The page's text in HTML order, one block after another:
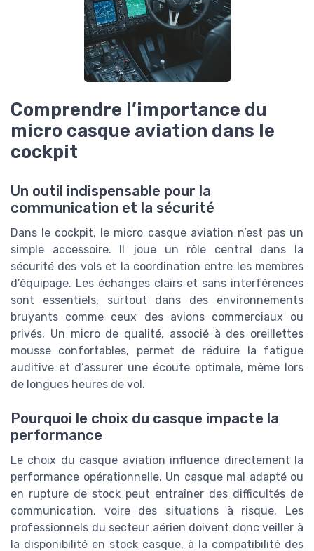
Comprendre l’importance du
micro casque aviation dans le
cockpit
Un outil indispensable pour la
communication et la sécurité
Dans le cockpit, le micro casque aviation n’est pas un
simple accessoire. Il joue un rôle central dans la
sécurité des vols et la coordination entre les membres
d’équipage. Les échanges clairs et sans interférences
sont essentiels, surtout dans des environnements
bruyants comme ceux des avions commerciaux ou
privés. Un micro de qualité, associé à des oreillettes
mousse confortables, permet de réduire la fatigue
auditive et d’assurer une écoute optimale, même lors
de longues heures de vol.
Pourquoi le choix du casque impacte la
performance
Le choix du casque aviation influence directement la
performance opérationnelle. Un casque mal adapté ou
en rupture de stock peut entraîner des difficultés de
communication, voire des situations à risque. Les
professionnels du secteur aérien doivent donc veiller à
la disponibilité en stock casque, à la compatibilité des